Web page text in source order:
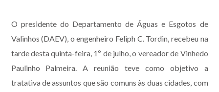
O presidente do Departamento de Águas e Esgotos de
Valinhos (DAEV), o engenheiro Feliph C. Tordin, recebeu na
tarde desta quinta-feira, 1º de julho, o vereador de Vinhedo
Paulinho Palmeira. A reunião teve como objetivo a
tratativa de assuntos que são comuns às duas cidades, com